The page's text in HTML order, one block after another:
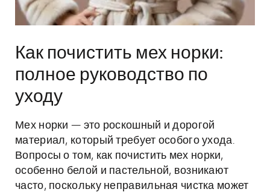
Как почистить мех норки:
полное руководство по
уходу
Мех норки — это роскошный и дорогой
материал, который требует особого ухода.
Вопросы о том, как почистить мех норки,
особенно белой и пастельной, возникают
часто, поскольку неправильная чистка может